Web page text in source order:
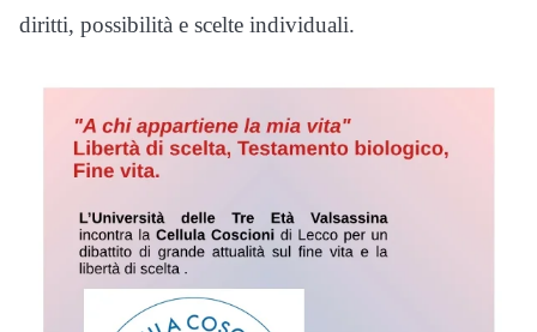
diritti, possibilità e scelte individuali.